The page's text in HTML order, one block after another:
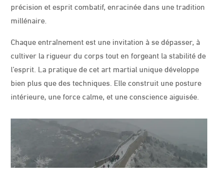
R
T
A
U
H
N
I
Q
E
…
précision et esprit combatif, enracinée dans une tradition
millénaire.
Chaque entraînement est une invitation à se dépasser, à
cultiver la rigueur du corps tout en forgeant la stabilité de
l’esprit. La pratique de cet art martial unique développe
bien plus que des techniques. Elle construit une posture
intérieure, une force calme, et une conscience aiguisée.